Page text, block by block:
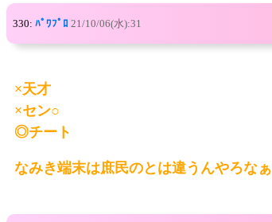
330: ﾊﾟﾜﾌﾟﾛ 21/10/06(水):31
×天才
×セン○
◎チート
なみき端末は庶民のとは違うんやろなぁ